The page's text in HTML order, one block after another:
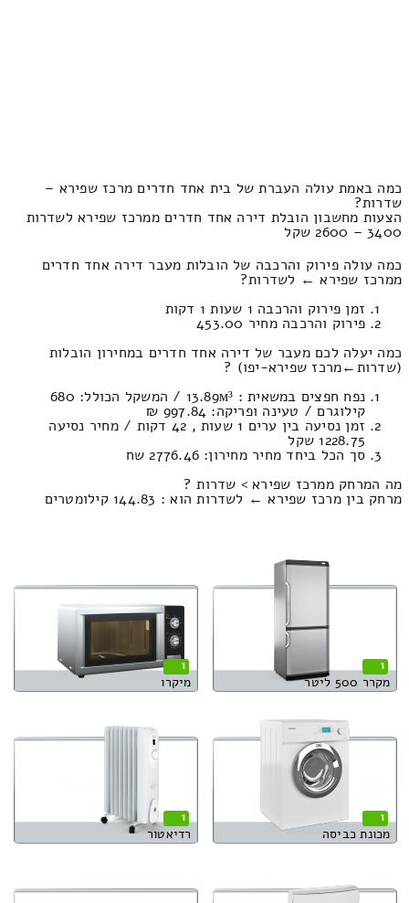
כמה באמת עולה העברת של בית אחד חדרים מרכז שפירא –
שדרות?
הצעות מחשבון הובלת דירה אחד חדרים ממרכז שפירא לשדרות
3400 – 2600 שקל
כמה עולה פירוק והרכבה של הובלות מעבר דירה אחד חדרים
ממרכז שפירא ← לשדרות?
זמן פירוק והרכבה 1 שעות 1 דקות
פירוק והרכבה מחיר 453.00
כמה יעלה לכם מעבר של דירה אחד חדרים במחירון הובלות
(שדרות‎←‏מרכז שפירא-יפו) ?
נפח חפצים במשאית : 13.89м³ / המשקל הכולל: 680
קילוגרם / טעינה ופריקה: 997.84 ₪
זמן נסיעה בין ערים 1 שעות , 42 דקות / מחיר נסיעה
1228.75 שקל
סך הכל ביחד מחיר מחירון: 2776.46 שח
מה המרחק ממרכז שפירא > שדרות ?
מרחק בין מרכז שפירא ← לשדרות הוא : 144.83 קילומטרים
1
מקרר 500 ליטר
1
מיקרו
1
מכונת כביסה
1
רדיאטור